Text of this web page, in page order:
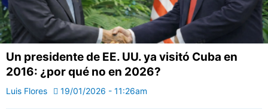
Un presidente de EE. UU. ya visitó Cuba en
2016: ¿por qué no en 2026?
Luis Flores 19/01/2026 - 11:26am